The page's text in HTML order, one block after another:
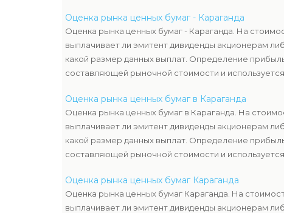
Оценка рынка ценных бумаг - Караганда
Оценка рынка ценных бумаг - Караганда. На
выплачивает ли эмитент дивиденды акционерам
какой размер данных выплат. Определение
составляющей рыночной стоимости и
ценных бумаг.
Оценка рынка ценных бумаг в Караганда
Оценка рынка ценных бумаг в Караганда. На
выплачивает ли эмитент дивиденды акционерам
какой размер данных выплат. Определение
составляющей рыночной стоимости и
ценных бумаг.
Оценка рынка ценных бумаг Караганда
Оценка рынка ценных бумаг Караганда. На
выплачивает ли эмитент дивиденды акционерам